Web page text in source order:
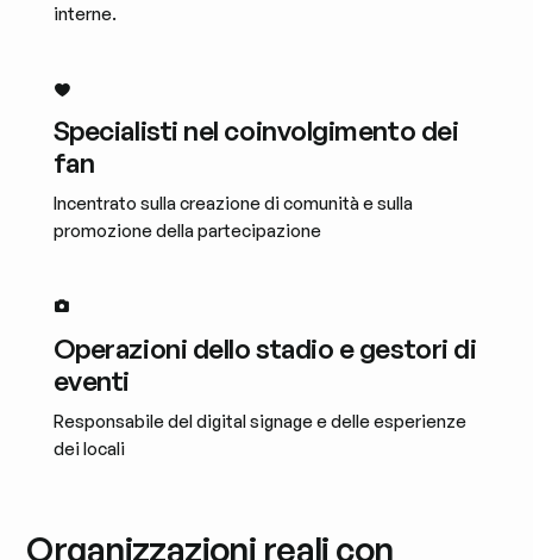
interne.
Specialisti nel coinvolgimento dei
fan
Incentrato sulla creazione di comunità e sulla
promozione della partecipazione
Operazioni dello stadio e gestori di
eventi
Responsabile del digital signage e delle esperienze
dei locali
Organizzazioni reali con